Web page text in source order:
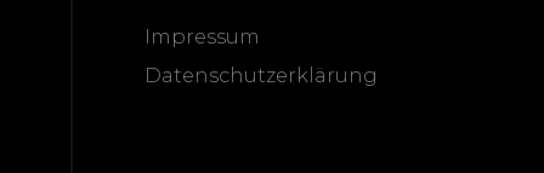
Impressum
Datenschutzerklärung